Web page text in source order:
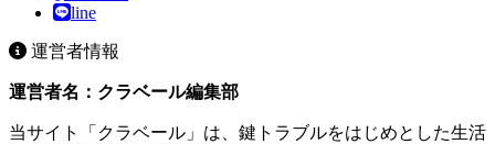
line
運営者情報
運営者名：クラベール編集部
当サイト「クラベール」は、鍵トラブルをはじめとした生活